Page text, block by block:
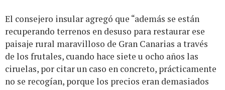
El consejero insular agregó que “además se están
recuperando terrenos en desuso para restaurar ese
paisaje rural maravilloso de Gran Canarias a través
de los frutales, cuando hace siete u ocho años las
ciruelas, por citar un caso en concreto, prácticamente
no se recogían, porque los precios eran demasiados